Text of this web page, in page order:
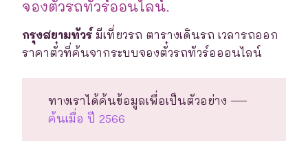
จองตั๋วรถทัวร์ออนไลน์.
กรุงสยามทัวร์ มีเที่ยวรถ ตารางเดินรถ เวลารถออก
ราคาตั๋วที่ค้นจากระบบจองตั๋วรถทัวร์อออนไลน์
ทางเราได้ค้นข้อมูลเพื่อเป็นตัวอย่าง —
ค้นเมื่อ ปี 2566